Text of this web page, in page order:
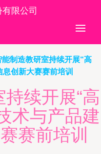
限公司
能制造教研室持续开展“高
创新大赛赛前培训
续开展“高
术与产品建
赛前培训